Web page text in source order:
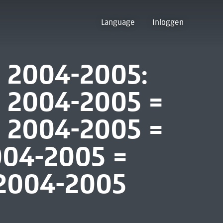
Language Inloggen
2005:
2005 =
2005 =
2005 =
2005